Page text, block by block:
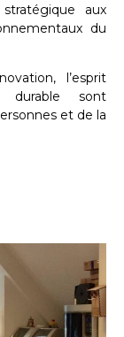
aux
du
l’esprit
durable sont
et de la